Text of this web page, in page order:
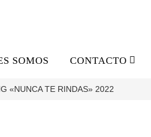
SOMOS CONTACTO
«NUNCA TE RINDAS» 2022